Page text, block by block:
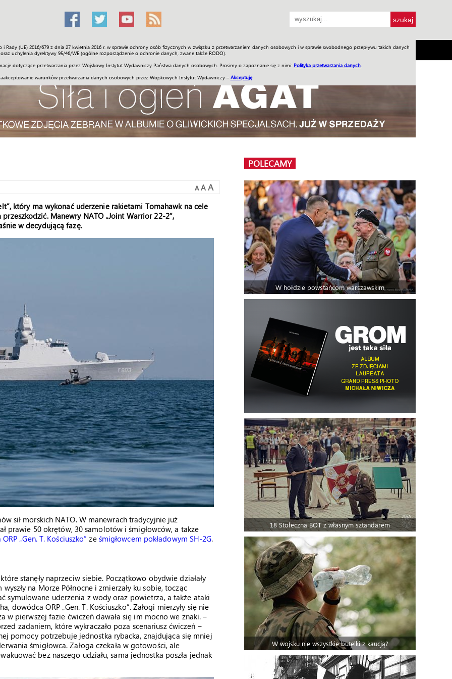
Rady (UE) 2016/679 z dnia 27 kwietnia 2016 r. w sprawie ochrony osób fizycznych w związku z przetwarzaniem danych osobowych i w sprawie swobodnego przepływu takich danych
oraz uchylenia dyrektywy 95/46/WE (ogólne rozporządzenie o ochronie danych, zwane także RODO).
dotyczące przetwarzania przez Wojskowy Instytut Wydawniczy Państwa danych osobowych. Prosimy o zapoznanie się z nimi: Polityka przetwarzania danych
warunków przetwarzania danych osobowych przez Wojskowych Instytut Wydawniczy – Akceptuję
Świat Społeczność Sport Historia Galerie Wideo ENGLISH SKLEP Jednodniówki Praca w WIW
A A A
który ma wykonać uderzenie rakietami Tomahawk na cele
Manewry NATO „Joint Warrior 22-2”,
w decydującą fazę.
sił morskich NATO. W manewrach tradycyjnie już
prawie 50 okrętów, 30 samolotów i śmigłowców, a także
„Gen. T. Kościuszko” ze śmigłowcem pokładowym SH-2G.
stanęły naprzeciw siebie. Początkowo obydwie działały
na Morze Północne i zmierzały ku sobie, tocząc
symulowane uderzenia z wody oraz powietrza, a także ataki
dowódca ORP „Gen. T. Kościuszko”. Załogi mierzyły się nie
w pierwszej fazie ćwiczeń dawała się im mocno we znaki. –
zadaniem, które wykraczało poza scenariusz ćwiczeń –
pomocy potrzebuje jednostka rybacka, znajdująca się mniej
śmigłowca. Załoga czekała w gotowości, ale
bez naszego udziału, sama jednostka poszła jednak
POLECAMY
W hołdzie powstańcom warszawskim
18 Stołeczna BOT z własnym sztandarem
W wojsku nie wszystkie butelki z kaucją?